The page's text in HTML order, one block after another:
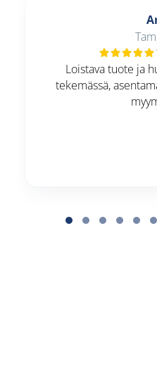
Loistava tuote ja
tekemässä,